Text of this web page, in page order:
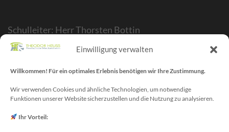
Einwilligung verwalten
Willkommen! Für ein optimales Erlebnis benötigen wir Ihre Zustimmung.
Wir verwenden Cookies und ähnliche Technologien, um notwendige
Funktionen unserer Website sicherzustellen und die Nutzung zu analysieren.
Ihr Vorteil:
Schulleiter: Herr Thorsten Bottin
Stellvertr. Schulleiter: Herr Kelubia Ekoemeye
Webmaster/SV-Blog: Herr Maurice Gangl
E-Mail: webmaster[at]meckenheim-thr.de
MINT-Blog: Herr Christoph Köchling
E-Mail: koechling[at]meckenheim-thr.de